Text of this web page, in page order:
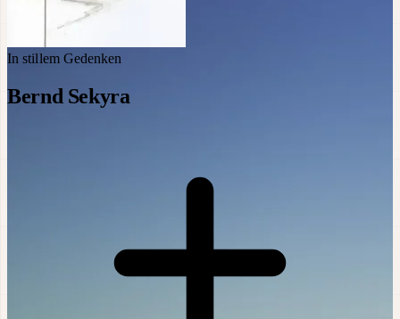
In stillem Gedenken
Bernd Sekyra